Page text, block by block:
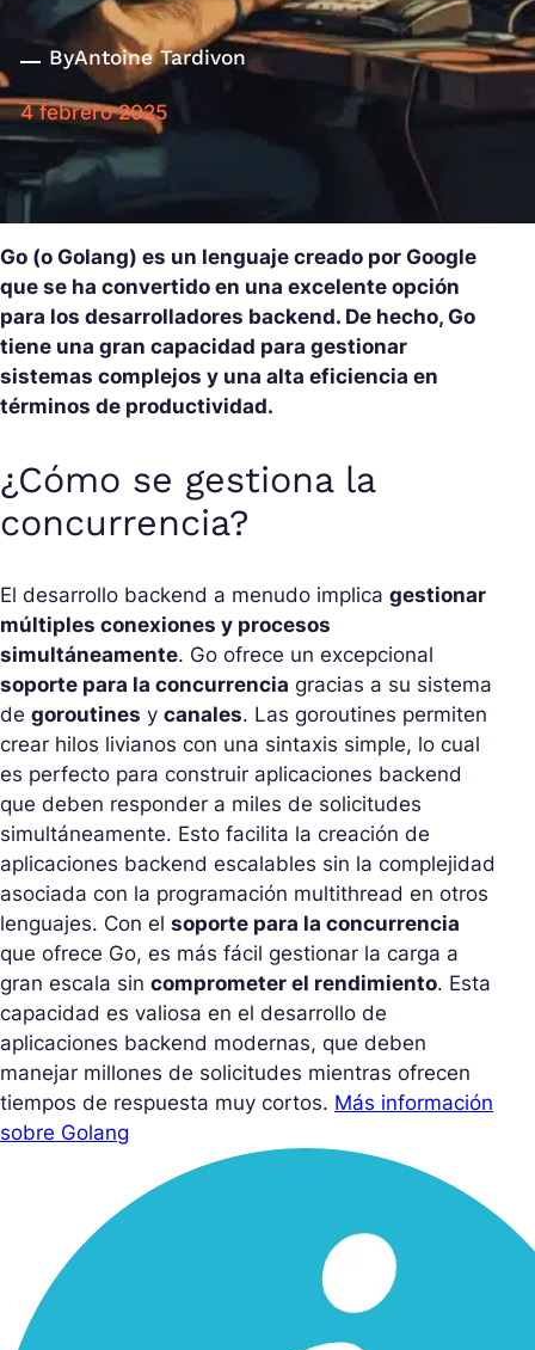
ByAntoine Tardivon
4 febrero 2025
Go (o Golang) es un lenguaje creado por Google
que se ha convertido en una excelente opción
para los desarrolladores backend. De hecho, Go
tiene una gran capacidad para gestionar
sistemas complejos y una alta eficiencia en
términos de productividad.
¿Cómo se gestiona la
concurrencia?
El desarrollo backend a menudo implica gestionar
múltiples conexiones y procesos
simultáneamente. Go ofrece un excepcional
soporte para la concurrencia gracias a su sistema
de goroutines y canales. Las goroutines permiten
crear hilos livianos con una sintaxis simple, lo cual
es perfecto para construir aplicaciones backend
que deben responder a miles de solicitudes
simultáneamente. Esto facilita la creación de
aplicaciones backend escalables sin la complejidad
asociada con la programación multithread en otros
lenguajes. Con el soporte para la concurrencia
que ofrece Go, es más fácil gestionar la carga a
gran escala sin comprometer el rendimiento. Esta
capacidad es valiosa en el desarrollo de
aplicaciones backend modernas, que deben
manejar millones de solicitudes mientras ofrecen
tiempos de respuesta muy cortos. Más información
sobre Golang